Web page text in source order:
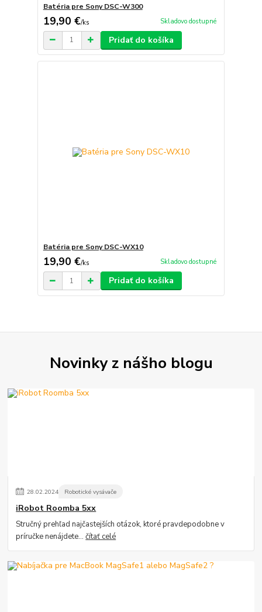
Batéria pre Sony DSC-W300
19,90 €/ks Skladovo dostupné
Pridať do košíka
Batéria pre Sony DSC-WX10
19,90 €/ks Skladovo dostupné
Pridať do košíka
Novinky z nášho blogu
28.02.2024 Robotické vysávače
iRobot Roomba 5xx
Stručný prehľad najčastejších otázok, ktoré pravdepodobne v
príručke nenájdete...čítať celé